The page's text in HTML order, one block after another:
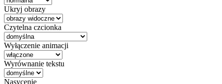
Ukryj obrazy
Czytelna czcionka
Wyłączenie animacji
Wyrównanie tekstu
Nasycenie